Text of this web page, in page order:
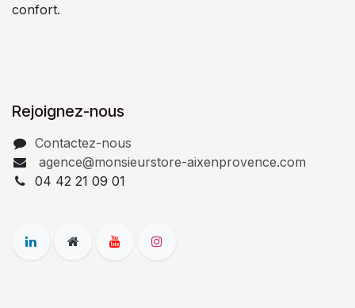
confort.
Rejoignez-nous
Contactez-nous
agence@monsieurstore-aixenprovence.com
04 42 21 09 01